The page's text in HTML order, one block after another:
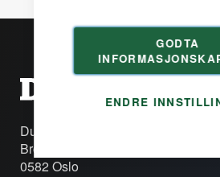
GODTA
ENDRE
Duri Fagprofil AS
Brobekkveien 80c
0582 Oslo